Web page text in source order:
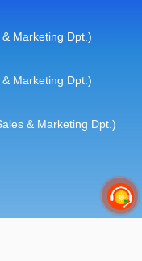
Marketing Dpt.)
Marketing Dpt.)
& Marketing Dpt.)